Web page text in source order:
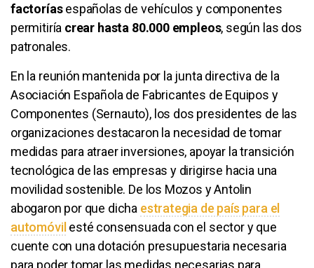
factoríasespañolas de vehículos y componentes
permitiría crear hasta 80.000empleos, según las dos
patronales.
En la reunión mantenida por la junta directiva de la
Asociación Española de Fabricantes de Equipos y
Componentes (Sernauto), los dos presidentes de las
organizaciones destacaron la necesidad de tomar
medidas para atraer inversiones, apoyar la transición
tecnológica de las empresas y dirigirse hacia una
movilidad sostenible. De los Mozos yAntolin
abogaron por que dicha estrategia de país para el
automóvilesté consensuada con el sector y que
cuente con una dotación presupuestaria necesaria
para poder tomar las medidas necesarias para